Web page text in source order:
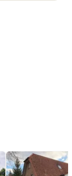
Image 1 of 5